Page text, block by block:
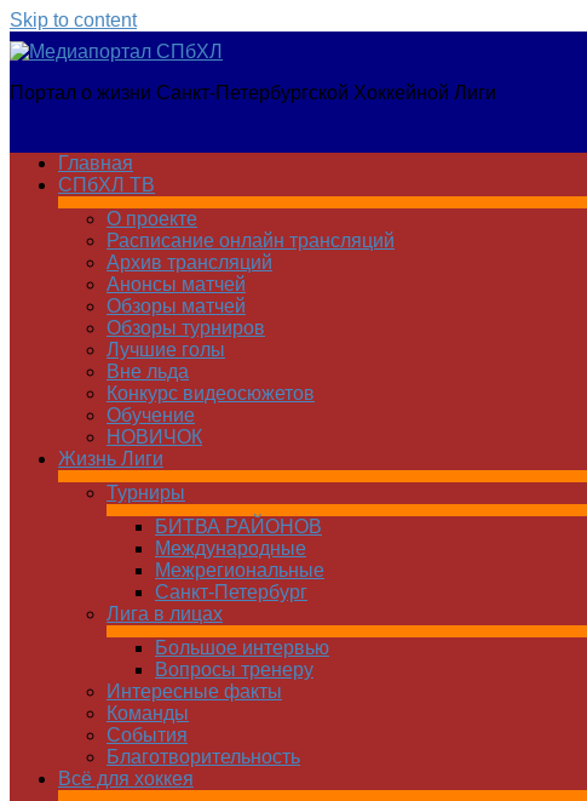
Skip to content
Медиапортал
Портал о жизни Санкт-Петербургской Хоккейной Лиги
Главная
СПбХЛ ТВ
О проекте
Расписание онлайн трансляций
Архив трансляций
Анонсы матчей
Обзоры матчей
Обзоры турниров
Лучшие голы
Вне льда
Конкурс видеосюжетов
Обучение
НОВИЧОК
Жизнь Лиги
Турниры
БИТВА РАЙОНОВ
Международные
Межрегиональные
Санкт-Петербург
Лига в лицах
Большое интервью
Вопросы тренеру
Интересные факты
Команды
Cобытия
Благотворительность
Всё для хоккея